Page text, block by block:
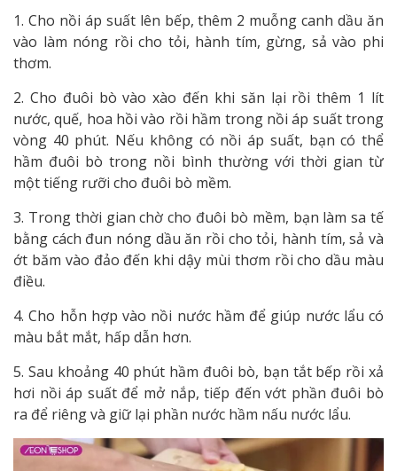
1. Cho nồi áp suất lên bếp, thêm 2 muỗng canh dầu ăn
vào làm nóng rồi cho tỏi, hành tím, gừng, sả vào phi
thơm.
2. Cho đuôi bò vào xào đến khi săn lại rồi thêm 1 lít
nước, quế, hoa hồi vào rồi hầm trong nồi áp suất trong
vòng 40 phút. Nếu không có nồi áp suất, bạn có thể
hầm đuôi bò trong nồi bình thường với thời gian từ
một tiếng rưỡi cho đuôi bò mềm.
3. Trong thời gian chờ cho đuôi bò mềm, bạn làm sa tế
bằng cách đun nóng dầu ăn rồi cho tỏi, hành tím, sả và
ớt băm vào đảo đến khi dậy mùi thơm rồi cho dầu màu
điều.
4. Cho hỗn hợp vào nồi nước hầm để giúp nước lẩu có
màu bắt mắt, hấp dẫn hơn.
5. Sau khoảng 40 phút hầm đuôi bò, bạn tắt bếp rồi xả
hơi nồi áp suất để mở nắp, tiếp đến vớt phần đuôi bò
ra để riêng và giữ lại phần nước hầm nấu nước lẩu.